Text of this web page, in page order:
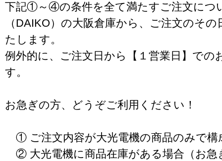
下記①～④の条件を全て満たすご注文につ
（DAIKO）の大阪倉庫から、ご注文のそ
たします。
例外的に、ご注文日から【１営業日】での
す。
お急ぎの方、どうぞご利用ください！
① ご注文内容が大光電機の商品のみで構
② 大光電機に商品在庫がある場合（お急